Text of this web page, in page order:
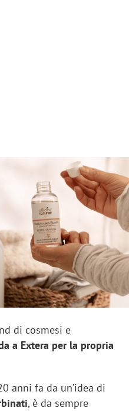
di cosmesi e
a Extera per la propria
anni fa da un’idea di
, è da sempre